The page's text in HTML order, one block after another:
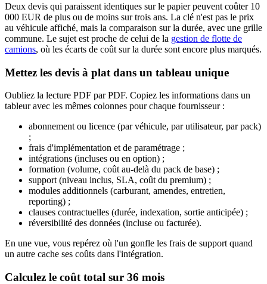
Deux devis qui paraissent identiques sur le papier peuvent coûter 10
000 EUR de plus ou de moins sur trois ans. La clé n'est pas le prix
au véhicule affiché, mais la comparaison sur la durée, avec une grille
commune. Le sujet est proche de celui de la gestion de flotte de
camions, où les écarts de coût sur la durée sont encore plus marqués.
Mettez les devis à plat dans un tableau unique
Oubliez la lecture PDF par PDF. Copiez les informations dans un
tableur avec les mêmes colonnes pour chaque fournisseur :
abonnement ou licence (par véhicule, par utilisateur, par pack)
;
frais d'implémentation et de paramétrage ;
intégrations (incluses ou en option) ;
formation (volume, coût au-delà du pack de base) ;
support (niveau inclus, SLA, coût du premium) ;
modules additionnels (carburant, amendes, entretien,
reporting) ;
clauses contractuelles (durée, indexation, sortie anticipée) ;
réversibilité des données (incluse ou facturée).
En une vue, vous repérez où l'un gonfle les frais de support quand
un autre cache ses coûts dans l'intégration.
Calculez le coût total sur 36 mois